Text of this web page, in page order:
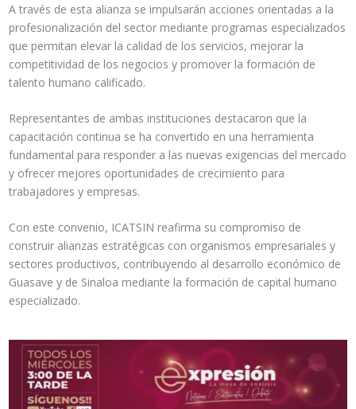
A través de esta alianza se impulsarán acciones orientadas a la
profesionalización del sector mediante programas especializados
que permitan elevar la calidad de los servicios, mejorar la
competitividad de los negocios y promover la formación de
talento humano calificado.
Representantes de ambas instituciones destacaron que la
capacitación continua se ha convertido en una herramienta
fundamental para responder a las nuevas exigencias del mercado
y ofrecer mejores oportunidades de crecimiento para
trabajadores y empresas.
Con este convenio, ICATSIN reafirma su compromiso de
construir alianzas estratégicas con organismos empresariales y
sectores productivos, contribuyendo al desarrollo económico de
Guasave y de Sinaloa mediante la formación de capital humano
especializado.